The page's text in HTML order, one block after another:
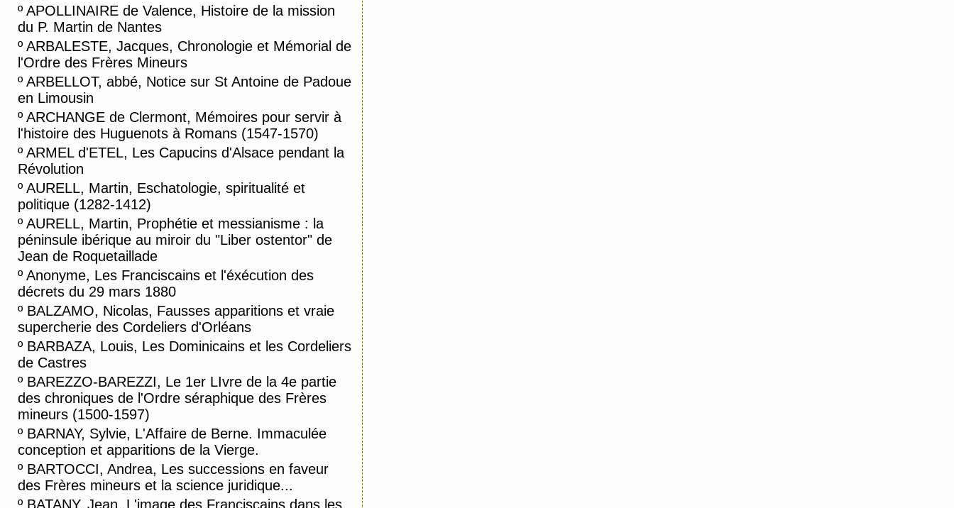
º APOLLINAIRE de Valence, Histoire de la mission
du P. Martin de Nantes
º ARBALESTE, Jacques, Chronologie et Mémorial de
l'Ordre des Frères Mineurs
º ARBELLOT, abbé, Notice sur St Antoine de Padoue
en Limousin
º ARCHANGE de Clermont, Mémoires pour servir à
l'histoire des Huguenots à Romans (1547-1570)
º ARMEL d'ETEL, Les Capucins d'Alsace pendant la
Révolution
º AURELL, Martin, Eschatologie, spiritualité et
politique (1282-1412)
º AURELL, Martin, Prophétie et messianisme : la
péninsule ibérique au miroir du "Liber ostentor" de
Jean de Roquetaillade
º Anonyme, Les Franciscains et l'éxécution des
décrets du 29 mars 1880
º BALZAMO, Nicolas, Fausses apparitions et vraie
supercherie des Cordeliers d'Orléans
º BARBAZA, Louis, Les Dominicains et les Cordeliers
de Castres
º BAREZZO-BAREZZI, Le 1er LIvre de la 4e partie
des chroniques de l'Ordre séraphique des Frères
mineurs (1500-1597)
º BARNAY, Sylvie, L'Affaire de Berne. Immaculée
conception et apparitions de la Vierge.
º BARTOCCI, Andrea, Les successions en faveur
des Frères mineurs et la science juridique...
º BATANY, Jean, L'image des Franciscains dans les